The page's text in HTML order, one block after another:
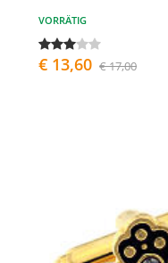
VORRÄTIG
€ 13,60 € 17,00